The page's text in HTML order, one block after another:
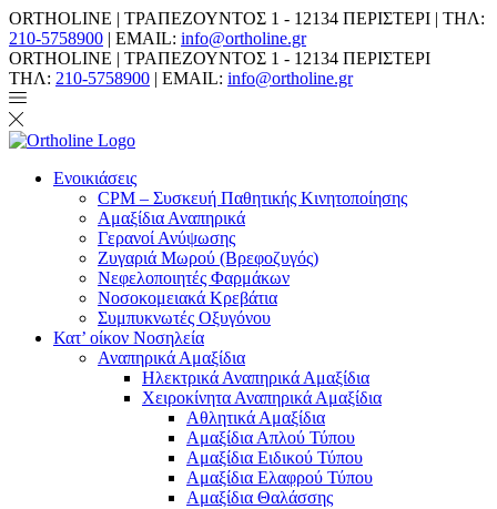
ORTHOLINE | ΤΡΑΠΕΖΟΥΝΤΟΣ 1 - 12134 ΠΕΡΙΣΤΕΡΙ | ΤΗΛ:
210-5758900 | EMAIL: info@ortholine.gr
ORTHOLINE | ΤΡΑΠΕΖΟΥΝΤΟΣ 1 - 12134 ΠΕΡΙΣΤΕΡΙ
ΤΗΛ: 210-5758900 | EMAIL: info@ortholine.gr
Ενοικιάσεις
CPM – Συσκευή Παθητικής Κινητοποίησης
Αμαξίδια Αναπηρικά
Γερανοί Ανύψωσης
Ζυγαριά Μωρού (Βρεφοζυγός)
Νεφελοποιητές Φαρμάκων
Νοσοκομειακά Κρεβάτια
Συμπυκνωτές Οξυγόνου
Κατ’ οίκον Νοσηλεία
Αναπηρικά Αμαξίδια
Ηλεκτρικά Αναπηρικά Αμαξίδια
Χειροκίνητα Αναπηρικά Αμαξίδια
Αθλητικά Αμαξίδια
Αμαξίδια Απλού Τύπου
Αμαξίδια Ειδικού Τύπου
Αμαξίδια Ελαφρού Τύπου
Αμαξίδια Θαλάσσης